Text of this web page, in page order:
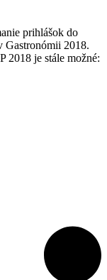
prihlášok do
Gastronómii 2018.
2018 je stále možné: